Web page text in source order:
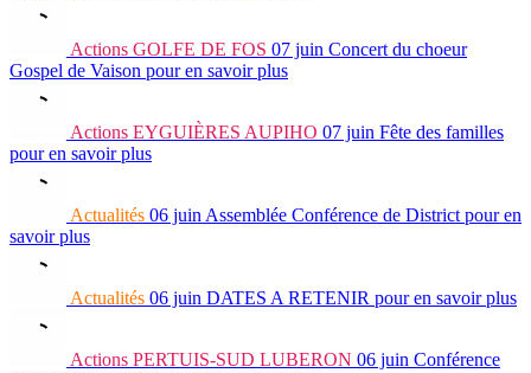
Actions GOLFE DE FOS 07 juin Concert du choeur
Gospel de Vaison pour en savoir plus
Actions EYGUIÈRES AUPIHO 07 juin Fête des familles
pour en savoir plus
Actualités 06 juin Assemblée Conférence de District pour en
savoir plus
Actualités 06 juin DATES A RETENIR pour en savoir plus
Actions PERTUIS-SUD LUBERON 06 juin Conférence